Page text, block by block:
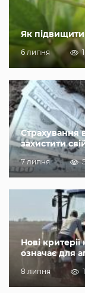
Як підвищити
6 липня
Страхування
захистити
7 липня
Нові
означає для
8 липня